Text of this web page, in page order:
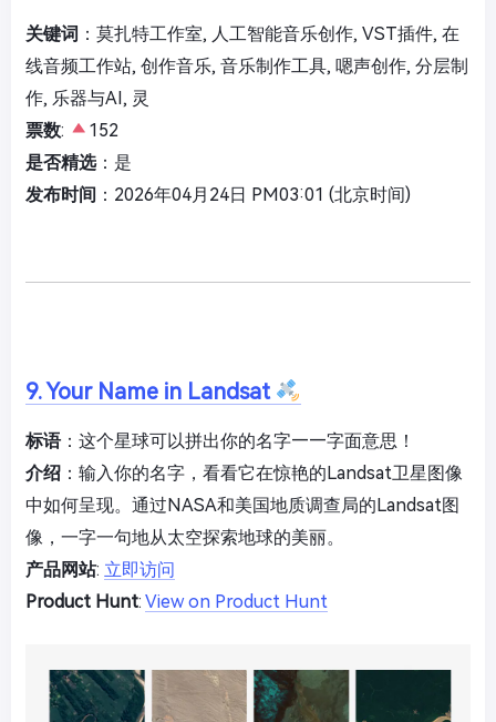
关键词 ：莫扎特工作室, 人工智能音乐创作, VST插件, 在
线音频工作站, 创作音乐, 音乐制作工具, 嗯声创作, 分层制
作, 乐器与AI, 灵
票数:
152
是否精选：是
发布时间 ：2026年04月24日 PM03:01 (北京时间)
9. Your Name in Landsat
标语：这个星球可以拼出你的名字——字面意思！
介绍 ：输入你的名字，看看它在惊艳的Landsat卫星图像
中如何呈现。通过NASA和美国地质调查局的Landsat图
像，一字一句地从太空探索地球的美丽。
产品网站: 立即访问
Product Hunt: View on Product Hunt